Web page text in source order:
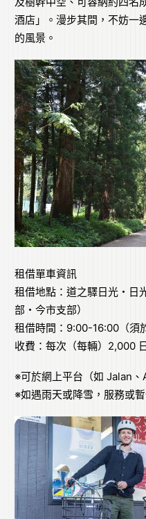
酒店」。漫步其間，不妨一
的風景。
租借單車資訊
租借地點：道之驛日光・日
部・今市支部）
租借時間：9:00-16:00（須
收費：每次（每輛）2,000
※可於網上平台（如 Jalan
※如遇雨天或降雪，服務或